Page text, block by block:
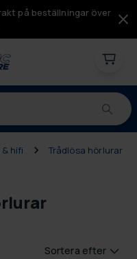
på beställningar över
hifi
Trådlösa hörlurar
Sortera efter